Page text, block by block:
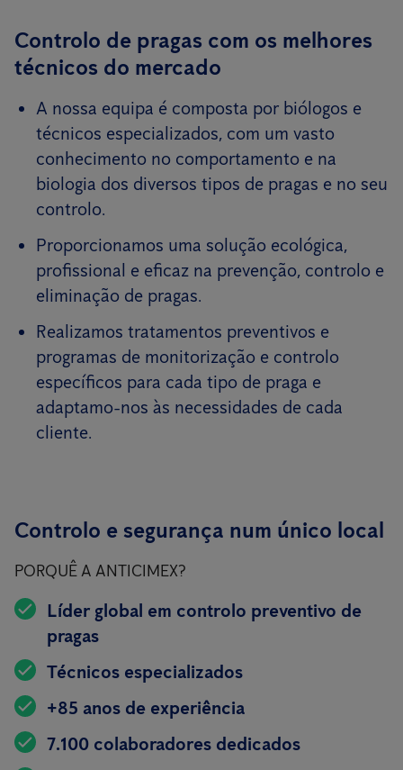
Controlo de pragas com os melhores
técnicos do mercado
A nossa equipa é composta por biólogos e
técnicos especializados, com um vasto
conhecimento no comportamento e na
biologia dos diversos tipos de pragas e no seu
controlo.
Proporcionamos uma solução ecológica,
profissional e eficaz na prevenção, controlo e
eliminação de pragas.
Realizamos tratamentos preventivos e
programas de monitorização e controlo
específicos para cada tipo de praga e
adaptamo-nos às necessidades de cada
cliente.
Controlo e segurança num único local
PORQUÊ A ANTICIMEX?
Líder global em controlo preventivo de
pragas
Técnicos especializados
+85 anos de experiência
7.100 colaboradores dedicados